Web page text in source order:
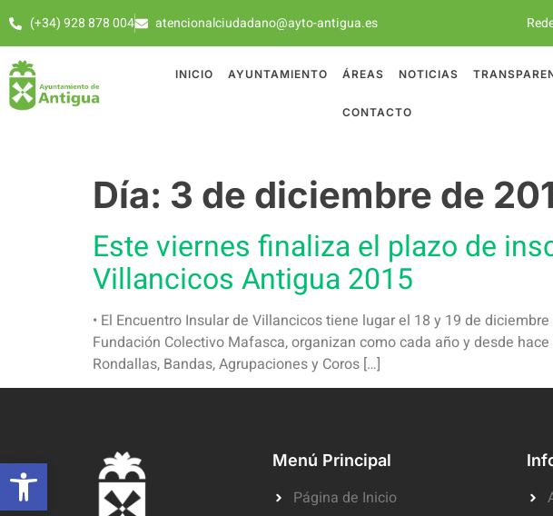
(+34) 928 878 004 atencionalciudadano@ayto-antigua.es
INICIO AYUNTAMIENTO ÁREAS NOTICIAS
CONTACTO
Día: 3 de diciembre de
Este viernes finaliza el plazo de
Villancicos Antigua 2015
• El Encuentro Insular de Villancicos tiene lugar el 18 y 19 de
Fundación Colectivo Mafasca, organizan como cada año y desde
Rondallas, Bandas, Agrupaciones y Coros […]
Menú Principal
Página de Inicio
Abrir barra de herramientas